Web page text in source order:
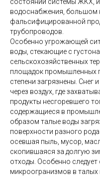
водоснабжения, большом
фальсифицированной
трубопроводов.
Особенно угрожающей
воды, стекающие с
сельскохозяйственных
площадок промышленных
степени загрязнены. Снег
через воздух, где
продукты несгоревшего
содержащиеся в
образом талые воды
поверхности разного
осевшая пыль, мусор,
скопившаяся за долгую
отходы. Особенно
микроогранизмов в